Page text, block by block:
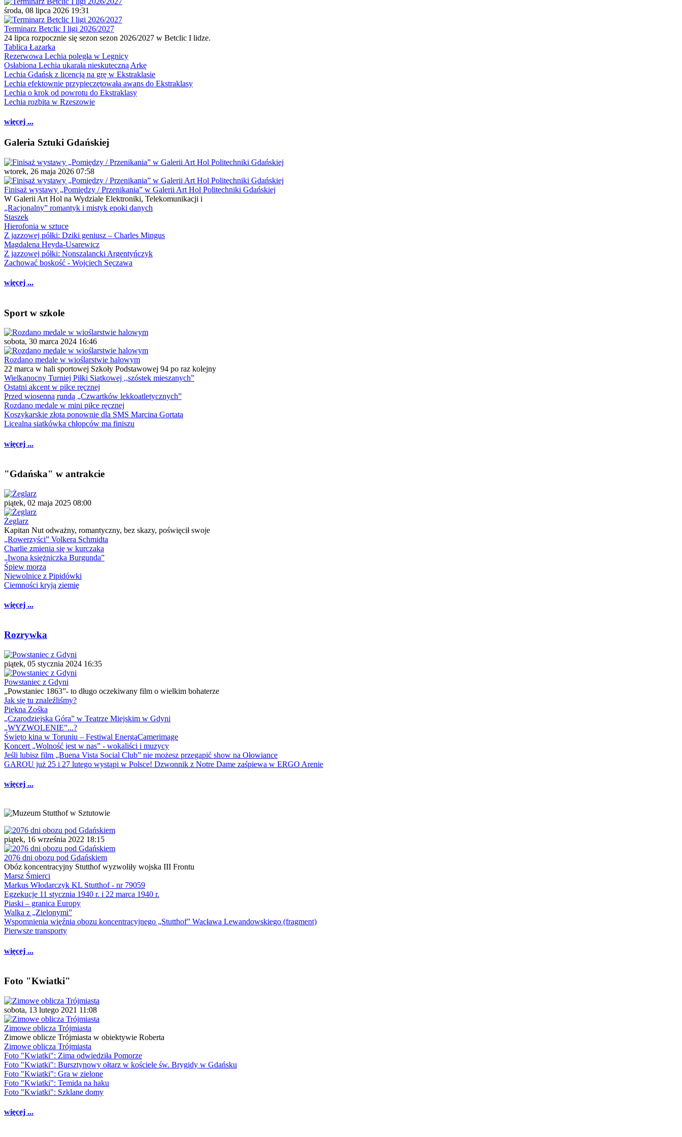
środa, 08 lipca 2026 19:31
Terminarz Betclic I ligi 2026/2027
24 lipca rozpocznie się sezon sezon 2026/2027 w Betclic I lidze.
Tablica Łazarka
Rezerwowa Lechia poległa w Legnicy
Osłabiona Lechia ukarała nieskuteczną Arkę
Lechia Gdańsk z licencją na grę w Ekstraklasie
Lechia efektownie przypieczętowała awans do Ekstraklasy
Lechia o krok od powrotu do Ekstraklasy
Lechia rozbita w Rzeszowie
więcej ...
Galeria Sztuki Gdańskiej
wtorek, 26 maja 2026 07:58
Finisaż wystawy „Pomiędzy / Przenikania” w Galerii Art Hol Politechniki Gdańskiej
W Galerii Art Hol na Wydziale Elektroniki, Telekomunikacji i
„Racjonalny” romantyk i mistyk epoki danych
Staszek
Hierofonia w sztuce
Z jazzowej półki: Dziki geniusz – Charles Mingus
Magdalena Heyda-Usarewicz
Z jazzowej półki: Nonszalancki Argentyńczyk
Zachować boskość - Wojciech Sęczawa
więcej ...
Sport w szkole
sobota, 30 marca 2024 16:46
Rozdano medale w wioślarstwie halowym
22 marca w hali sportowej Szkoły Podstawowej 94 po raz kolejny
Wielkanocny Turniej Piłki Siatkowej ,,szóstek mieszanych”
Ostatni akcent w piłce ręcznej
Przed wiosenną rundą „Czwartków lekkoatletycznych”
Rozdano medale w mini piłce ręcznej
Koszykarskie złota ponownie dla SMS Marcina Gortata
Licealna siatkówka chłopców ma finiszu
więcej ...
"Gdańska" w antrakcie
piątek, 02 maja 2025 08:00
Żeglarz
Kapitan Nut odważny, romantyczny, bez skazy, poświęcił swoje
„Rowerzyści” Volkera Schmidta
Charlie zmienia się w kurczaka
„Iwona księżniczka Burgunda”
Śpiew morza
Niewolnice z Pipidówki
Ciemności kryją ziemię
więcej ...
Rozrywka
piątek, 05 stycznia 2024 16:35
Powstaniec z Gdyni
„Powstaniec 1863”- to długo oczekiwany film o wielkim bohaterze
Jak się tu znaleźliśmy?
Piękna Zośka
„Czarodziejska Góra” w Teatrze Miejskim w Gdyni
„WYZWOLENIE”...?
Święto kina w Toruniu – Festiwal EnergaCamerimage
Koncert „Wolność jest w nas” - wokaliści i muzycy
Jeśli lubisz film „Buena Vista Social Club” nie możesz przegapić show na Ołowiance
GAROU już 25 i 27 lutego wystąpi w Polsce! Dzwonnik z Notre Dame zaśpiewa w ERGO Arenie
więcej ...
piątek, 16 września 2022 18:15
2076 dni obozu pod Gdańskiem
Obóz koncentracyjny Stutthof wyzwoliły wojska III Frontu
Marsz Śmierci
Markus Włodarczyk KL Stutthof - nr 79059
Egzekucje 11 stycznia 1940 r. i 22 marca 1940 r.
Piaski – granica Europy
Walka z „Zielonymi”
Wspomnienia więźnia obozu koncentracyjnego „Stutthof” Wacława Lewandowskiego (fragment)
Pierwsze transporty
więcej ...
Foto "Kwiatki"
sobota, 13 lutego 2021 11:08
Zimowe oblicza Trójmiasta
Zimowe oblicze Trójmiasta w obiektywie Roberta
Zimowe oblicza Trójmiasta
Foto "Kwiatki": Zima odwiedziła Pomorze
Foto "Kwiatki": Bursztynowy ołtarz w kościele św. Brygidy w Gdańsku
Foto "Kwiatki": Gra w zielone
Foto "Kwiatki": Temida na haku
Foto "Kwiatki": Szklane domy
więcej ...